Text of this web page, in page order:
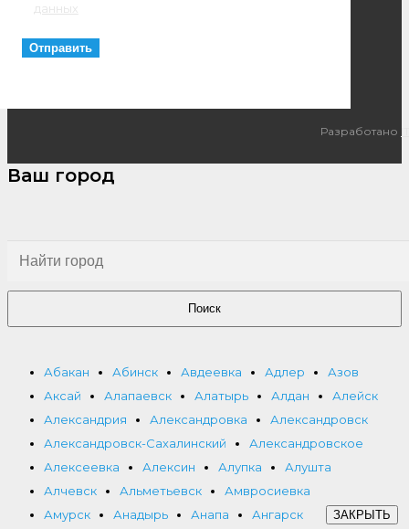
данных
Разработано
Ваш город
Поиск
Абакан Абинск Авдеевка Адлер
Азов
Аксай
Алапаевск Алатырь Алдан
Алейск
Александрия
Александровка
Александровск
Александровск-Сахалинский
Александровское
Алексеевка
Алексин Алупка
Алушта
Алчевск
Альметьевск
Амвросиевка
Амурск
Анадырь Анапа
Ангарск
ЗАКРЫТЬ